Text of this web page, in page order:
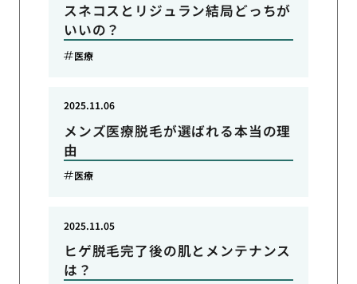
スネコスとリジュラン結局どっちが
いいの？
医療
メンズ医療脱毛が選ばれる本当の理
由
2025.11.06
医療
ヒゲ脱毛完了後の肌とメンテナンス
は？
2025.11.05